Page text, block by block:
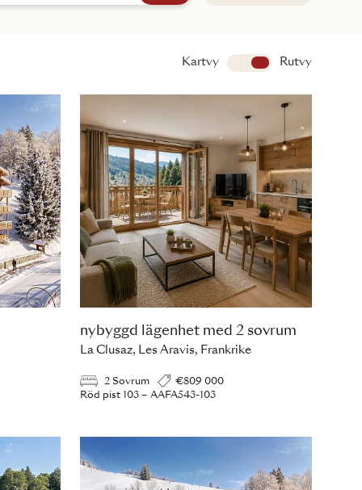
Kartvy Visa
Rutvy
nybyggd lägenhet med 2 sovrum
La Clusaz, Les Aravis, Frankrike
2 Sovrum
€809 000
Röd pist 103 – AAFA543-103